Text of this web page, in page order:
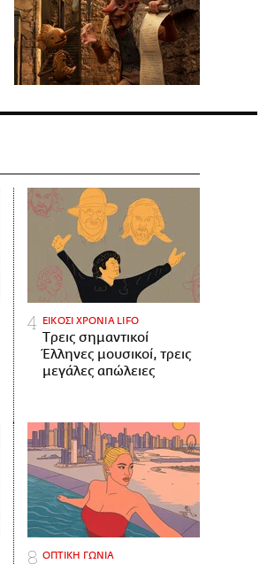
ΕΙΚΟΣΙ ΧΡΟΝΙΑ LIFO
Tρεις σημαντικοί
Έλληνες μουσικοί, τρεις
μεγάλες απώλειες
ΟΠΤΙΚΗ ΓΩΝΙΑ